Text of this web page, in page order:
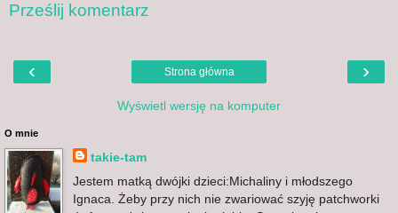
Prześlij komentarz
‹ ›
Strona główna
Wyświetl wersję na komputer
O mnie
takie-tam
Jestem matką dwójki dzieci:Michaliny i młodszego
Ignaca. Żeby przy nich nie zwariować szyję patchworki